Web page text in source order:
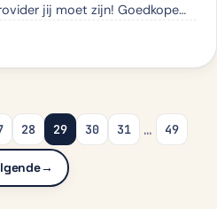
jij moet zijn! Goedkope
28 29 30 31 … 49
→